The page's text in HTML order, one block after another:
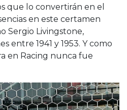
que lo convertirán en el
en este certamen
Sergio Livingstone,
entre 1941 y 1953. Y como
en Racing nunca fue